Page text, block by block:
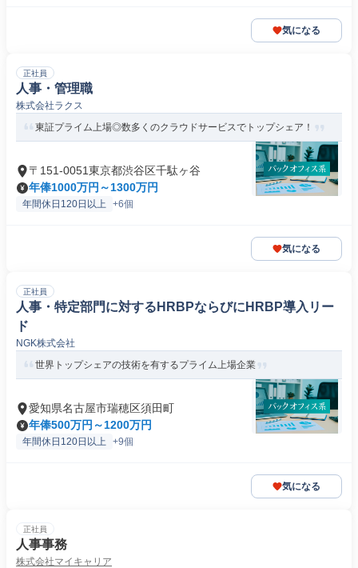
気になる
正社員
人事・管理職
株式会社ラクス
東証プライム上場◎数多くのクラウドサービスでトップシェア！
〒151-0051東京都渋谷区千駄ヶ谷
年俸1000万円～1300万円
年間休日120日以上 +6個
気になる
正社員
人事・特定部門に対するHRBPならびにHRBP導入リー
ド
NGK株式会社
世界トップシェアの技術を有するプライム上場企業
愛知県名古屋市瑞穂区須田町
年俸500万円～1200万円
年間休日120日以上 +9個
気になる
正社員
人事事務
株式会社マイキャリア